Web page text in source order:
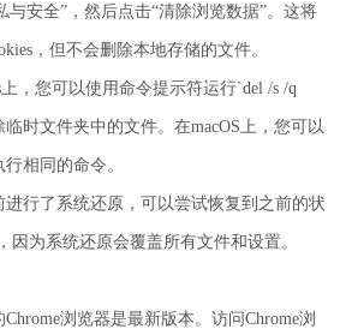
与安全”，然后点击“清除浏览数据”。这将
，但不会删除本地存储的文件。
，您可以使用命令提示符运行`del /s /q
时文件夹中的文件。在macOS上，您可以
相同的命令。
行了系统还原，可以尝试恢复到之前的状
因为系统还原会覆盖所有文件和设置。
浏览器是最新版本。访问Chrome浏